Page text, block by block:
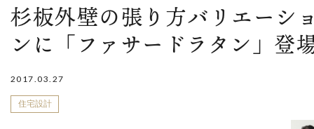
杉板外壁の張り方バリエーシ
ンに「ファサードラタン」登
2017.03.27
住宅設計